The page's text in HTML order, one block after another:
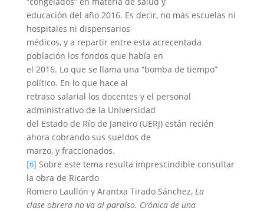
educación del año 2016. Es decir, no más escuelas ni
hospitales ni dispensarios
médicos, y a repartir entre esta acrecentada
población los fondos que había en
el 2016. Lo que se llama una “bomba de tiempo”
político. En lo que hace al
retraso salarial los docentes y el personal
administrativo de la Universidad
del Estado de Río de Janeiro (UERJ) están recién
ahora cobrando sus sueldos de
marzo, y fraccionados.
[6] Sobre este tema resulta imprescindible consultar
la obra de Ricardo
Romero Laullón y Arantxa Tirado Sánchez, La
clase obrera no va al paraíso. Crónica de una